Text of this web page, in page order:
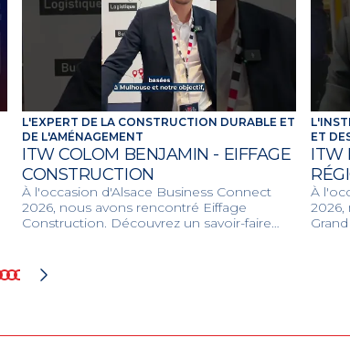
L'EXPERT DE LA CONSTRUCTION DURABLE ET
DE L'AMÉNAGEMENT
ITW COLOM BENJAMIN - EIFFAGE
CONSTRUCTION
À l'occasion d'Alsace Business Connect
2026, nous avons rencontré Eiffage
Construction. Découvrez un savoir-faire
des projets innovants et respectueux de
l'environnement.
ET
ITW
À
2026,